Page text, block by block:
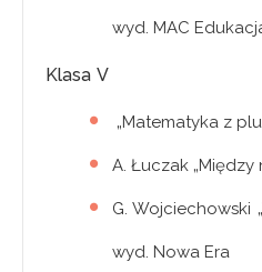
wyd. MAC
Klasa V
„Matematyka z
A. Łuczak „Między
G. Wojciechowski
wyd. Nowa Era